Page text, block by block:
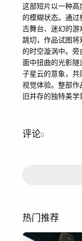
这部短片以一种
的模糊状态。通
古舞台、迷幻的
跳切，作品试图
的时空漩涡中。旁
面中扭曲的光影
子星云的意象，
视觉体验。整部
旧并存的独特美学
评论0
热门推荐